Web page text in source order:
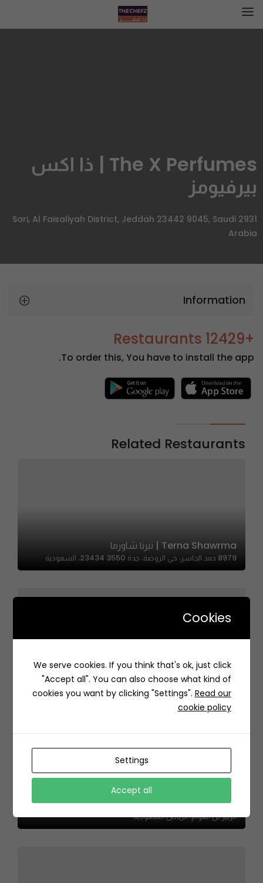
The X Perfumes | ذا اكس
بيرفيومز
2931 Sari, Al Faisaliyah District, Jeddah 23442 9045, Saudi
Arabia
Information
+12429 Restaurants
To order this, You have to install the app.
Related Restaurants
Terna Shawrma | تيرنا شاورما
8979 حمد الجاسر، حي الروضة، جدة 23434 3550، السعودية
Ice Cream Village – قرية المثلجات
8139 Takhassusi Branch Rd, Al Mohammadiyyah,
Riyadh 12363 3269, Saudi Arabia
Froz – فروز
الزبير بن العوام، الرياض السعودية
Cookies
We serve cookies. If you think that's ok, just click
"Accept all". You can also choose what kind of
cookies you want by clicking "Settings". Read our
cookie policy
Settings
Accept all